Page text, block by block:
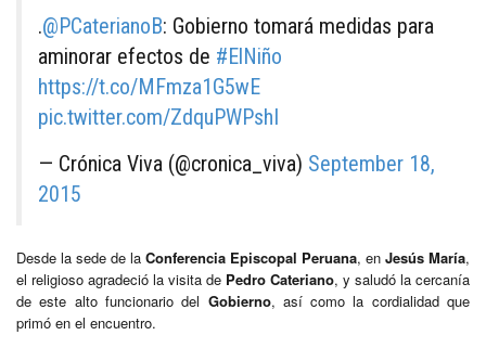
.@PCaterianoB: Gobierno tomará medidas para
aminorar efectos de #ElNiño
https://t.co/MFmza1G5wE
pic.twitter.com/ZdquPWPshI
— Crónica Viva (@cronica_viva) September 18,
2015
Desde la sede de la Conferencia Episcopal Peruana, en Jesús María,
el religioso agradeció la visita de Pedro Cateriano, y saludó la cercanía
de este alto funcionario del Gobierno, así como la cordialidad que
primó en el encuentro.